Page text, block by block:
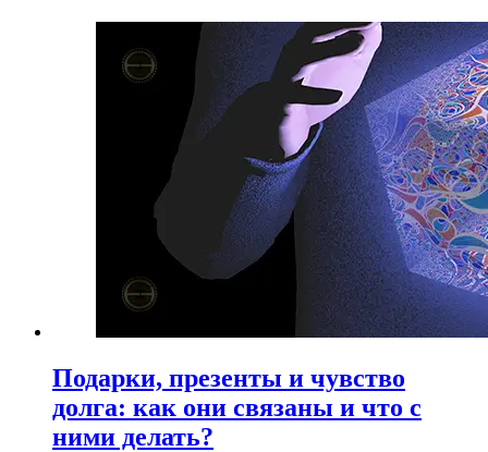
Подарки, презенты и чувство
долга: как они связаны и что с
ними делать?